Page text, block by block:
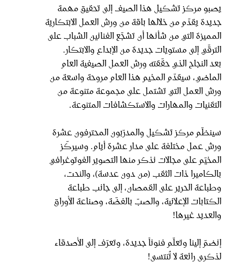
يصبو مركز تشكيل هذا الصيف إلى تحقيق مهمة
جديدة يقدّم من خلالها باقة من ورش العمل الابتكارية
المميزة التي من شأنها أن تشجّع الفنانين الشباب على
الترقّي إلى مستويات جديدة من الإبداع والابتكار.
بعد النجاح الذي حقّقته ورش العمل الصيفية العام
الماضي، سيقدّم المخيم هذا العام مروحة واسعة من
ورش العمل التي تشتمل على مجموعة متنوعة من
التقنيات والمهارات والاستكشافات المتنوعة.
سينظّم مركز تشكيل والمدرّبون المحترفون عشرة
ورش عمل مختلفة على مدار عشرة أيام. وسيركّز
المخيّم على مجالات نذكر منها التصوير الفوتوغرافي
بالكاميرا ذات الثقب (من دون عدسة)، والنحت،
وطباعة الحرير على القمصان، إلى جانب طباعة
الكتابات الإعلانية، والصبّ بالفضّة، وصناعة الأوراق
والعديد غيرها!
إنضمّ إلينا وتعلّم فنوناً جديدة، وتعرّف إلى الأصدقاء
لذكرى رائعة لا تُنتسى!